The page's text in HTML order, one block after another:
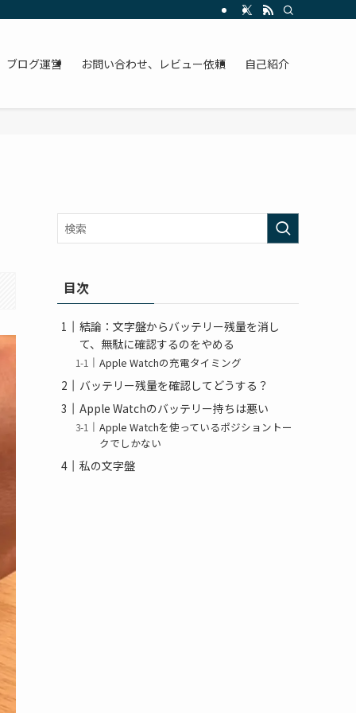
ブログ運営 お問い合わせ、レビュー依頼 自己紹介
目次
結論：文字盤からバッテリー残量を消し
て、無駄に確認するのをやめる
Apple Watchの充電タイミング
バッテリー残量を確認してどうする？
Apple Watchのバッテリー持ちは悪い
Apple Watchを使っているポジショントー
クでしかない
私の文字盤